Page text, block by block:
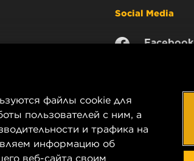
Social Media
Facebook
YouTube
файлы cookie для
пользователей с ним, а
и трафика на
информацию об
веб-сайта своим